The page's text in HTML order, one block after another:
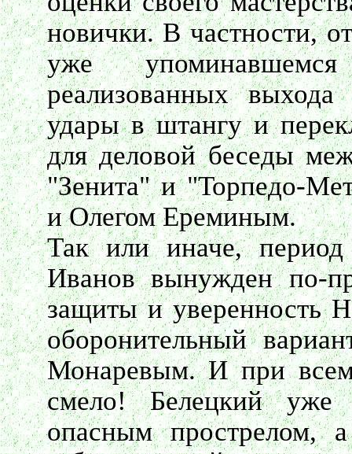
новички. В частности,
уже
реализованных
удары в штангу и
для деловой беседы
"Зенита" и "Торпедо-
и Олегом Ереминым.
Так или иначе,
Иванов вынужден по-
защиты и уверенность
оборонительный
Монаревым. И при
смело! Белецкий уже
опасным прострелом,